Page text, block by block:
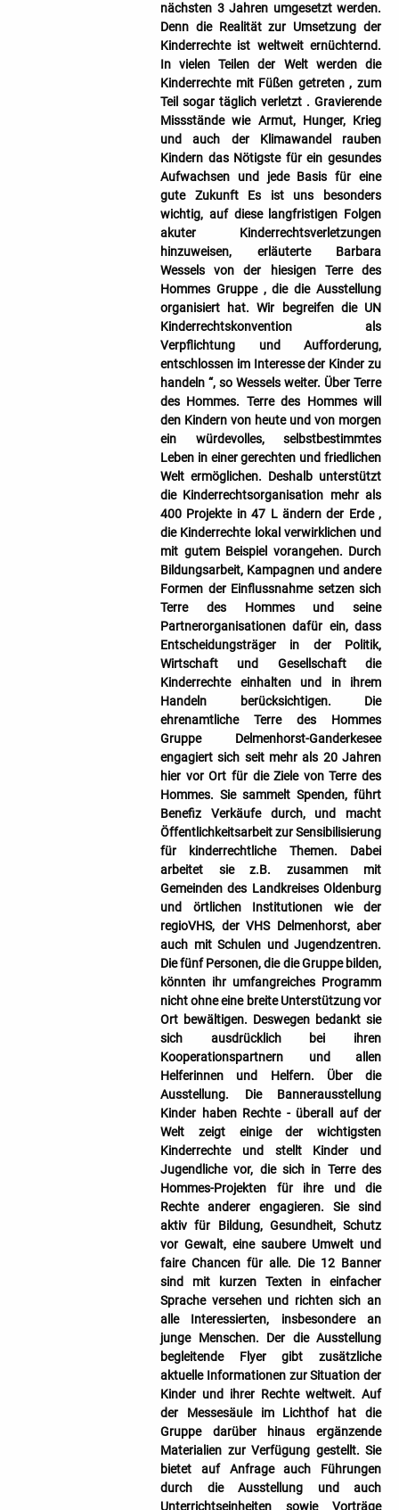
nächsten 3 Jahren umgesetzt werden.
Denn die Realität zur Umsetzung der
Kinderrechte ist weltweit ernüchternd.
In vielen Teilen der Welt werden die
Kinderrechte mit Füßen getreten , zum
Teil sogar täglich verletzt . Gravierende
Missstände wie Armut, Hunger, Krieg
und auch der Klimawandel rauben
Kindern das Nötigste für ein gesundes
Aufwachsen und jede Basis für eine
gute Zukunft Es ist uns besonders
wichtig, auf diese langfristigen Folgen
akuter Kinderrechtsverletzungen
hinzuweisen, erläuterte Barbara
Wessels von der hiesigen Terre des
Hommes Gruppe , die die Ausstellung
organisiert hat. Wir begreifen die UN
Kinderrechtskonvention als
Verpflichtung und Aufforderung,
entschlossen im Interesse der Kinder zu
handeln “, so Wessels weiter. Über Terre
des Hommes. Terre des Hommes will
den Kindern von heute und von morgen
ein würdevolles, selbstbestimmtes
Leben in einer gerechten und friedlichen
Welt ermöglichen. Deshalb unterstützt
die Kinderrechtsorganisation mehr als
400 Projekte in 47 L ändern der Erde ,
die Kinderrechte lokal verwirklichen und
mit gutem Beispiel vorangehen. Durch
Bildungsarbeit, Kampagnen und andere
Formen der Einflussnahme setzen sich
Terre des Hommes und seine
Partnerorganisationen dafür ein, dass
Entscheidungsträger in der Politik,
Wirtschaft und Gesellschaft die
Kinderrechte einhalten und in ihrem
Handeln berücksichtigen. Die
ehrenamtliche Terre des Hommes
Gruppe Delmenhorst-Ganderkesee
engagiert sich seit mehr als 20 Jahren
hier vor Ort für die Ziele von Terre des
Hommes. Sie sammelt Spenden, führt
Benefiz Verkäufe durch, und macht
Öffentlichkeitsarbeit zur Sensibilisierung
für kinderrechtliche Themen. Dabei
arbeitet sie z.B. zusammen mit
Gemeinden des Landkreises Oldenburg
und örtlichen Institutionen wie der
regioVHS, der VHS Delmenhorst, aber
auch mit Schulen und Jugendzentren.
Die fünf Personen, die die Gruppe bilden,
könnten ihr umfangreiches Programm
nicht ohne eine breite Unterstützung vor
Ort bewältigen. Deswegen bedankt sie
sich ausdrücklich bei ihren
Kooperationspartnern und allen
Helferinnen und Helfern. Über die
Ausstellung. Die Bannerausstellung
Kinder haben Rechte - überall auf der
Welt zeigt einige der wichtigsten
Kinderrechte und stellt Kinder und
Jugendliche vor, die sich in Terre des
Hommes-Projekten für ihre und die
Rechte anderer engagieren. Sie sind
aktiv für Bildung, Gesundheit, Schutz
vor Gewalt, eine saubere Umwelt und
faire Chancen für alle. Die 12 Banner
sind mit kurzen Texten in einfacher
Sprache versehen und richten sich an
alle Interessierten, insbesondere an
junge Menschen. Der die Ausstellung
begleitende Flyer gibt zusätzliche
aktuelle Informationen zur Situation der
Kinder und ihrer Rechte weltweit. Auf
der Messesäule im Lichthof hat die
Gruppe darüber hinaus ergänzende
Materialien zur Verfügung gestellt. Sie
bietet auf Anfrage auch Führungen
durch die Ausstellung und auch
Unterrichtseinheiten sowie Vorträge